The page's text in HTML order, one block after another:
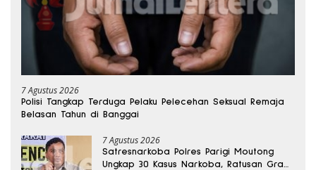
7 Agustus 2026
Polisi Tangkap Terduga Pelaku Pelecehan Seksual Remaja
Belasan Tahun di Banggai
7 Agustus 2026
Satresnarkoba Polres Parigi Moutong
Ungkap 30 Kasus Narkoba, Ratusan Gram